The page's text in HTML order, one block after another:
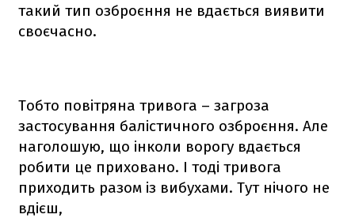
такий тип озброєння не вдається виявити
своєчасно.
Тобто повітряна тривога – загроза
застосування балістичного озброєння. Але
наголошую, що інколи ворогу вдається
робити це приховано. І тоді тривога
приходить разом із вибухами. Тут нічого не
вдієш,